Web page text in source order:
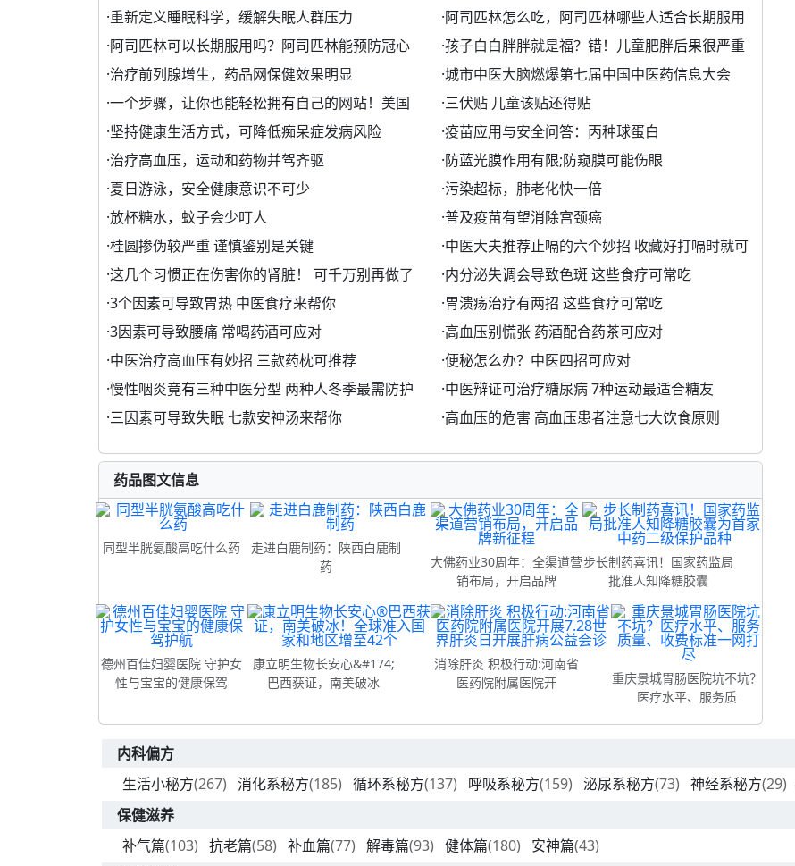
·重新定义睡眠科学，缓解失眠人群压力 ·阿司匹林怎么吃，阿司匹林哪些人适合长期服用
·阿司匹林可以长期服用吗？阿司匹林能预防冠心 ·孩子白白胖胖就是福？错！儿童肥胖后果很严重
·治疗前列腺增生，药品网保健效果明显 ·城市中医大脑燃爆第七届中国中医药信息大会
·一个步骤，让你也能轻松拥有自己的网站！美国 ·三伏贴 儿童该贴还得贴
·坚持健康生活方式，可降低痴呆症发病风险 ·疫苗应用与安全问答：丙种球蛋白
·治疗高血压，运动和药物并驾齐驱 ·防蓝光膜作用有限;防窥膜可能伤眼
·夏日游泳，安全健康意识不可少 ·污染超标，肺老化快一倍
·放杯糖水，蚊子会少叮人 ·普及疫苗有望消除宫颈癌
·桂圆掺伪较严重 谨慎鉴别是关键 ·中医大夫推荐止嗝的六个妙招 收藏好打嗝时就可
·这几个习惯正在伤害你的肾脏！ 可千万别再做了 ·内分泌失调会导致色斑 这些食疗可常吃
·3个因素可导致胃热 中医食疗来帮你 ·胃溃疡治疗有两招 这些食疗可常吃
·3因素可导致腰痛 常喝药酒可应对 ·高血压别慌张 药酒配合药茶可应对
·中医治疗高血压有妙招 三款药枕可推荐 ·便秘怎么办？中医四招可应对
·慢性咽炎竟有三种中医分型 两种人冬季最需防护 ·中医辩证可治疗糖尿病 7种运动最适合糖友
·三因素可导致失眠 七款安神汤来帮你 ·高血压的危害 高血压患者注意七大饮食原则
药品图文信息
同型半胱氨酸高吃什么药
走进白鹿制药：陕西白鹿制
药
大佛药业30周年：全渠道营
销布局，开启品牌
步长制药喜讯！国家药监局
批准人知降糖胶囊
德州百佳妇婴医院 守护女
性与宝宝的健康保驾
康立明生物长安心&#174;
巴西获证，南美破冰
消除肝炎 积极行动:河南省
医药院附属医院开
重庆景城胃肠医院坑不坑？
医疗水平、服务质
内科偏方
生活小秘方(267) 消化系秘方(185) 循环系秘方(137) 呼吸系秘方(159) 泌尿系秘方(73) 神经系秘方(29)
保健滋养
补气篇(103) 抗老篇(58) 补血篇(77) 解毒篇(93) 健体篇(180) 安神篇(43)